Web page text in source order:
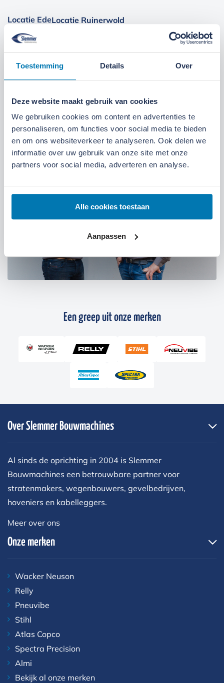
Toestemming Details Over
Deze website maakt gebruik van cookies
We gebruiken cookies om content en advertenties te
personaliseren, om functies voor social media te bieden
en om ons websiteverkeer te analyseren. Ook delen we
informatie over uw gebruik van onze site met onze
partners voor social media, adverteren en analyse.
Alle cookies toestaan
Aanpassen
Locatie EdeLocatie Ruinerwold
We zijn gevestigd aan deBroeksteeg 1 in Ede.
Maandag t/m zaterdag open. Bereikbaar via0318-
265555.Bekijk deze locatie.
07:00 tot 17:30 uur Maandag t/m vrijdag
07:30 tot 12:00 uur
Een greep uit onze merken
Over Slemmer Bouwmachines
Al sinds de oprichting in 2004 is Slemmer
Bouwmachines een betrouwbare partner voor
stratenmakers, wegenbouwers, gevelbedrijven,
hoveniers en kabelleggers.
Meer over ons
Onze merken
Wacker Neuson
Relly
Pneuvibe
Stihl
Atlas Copco
Spectra Precision
Almi
Bekijk al onze merken